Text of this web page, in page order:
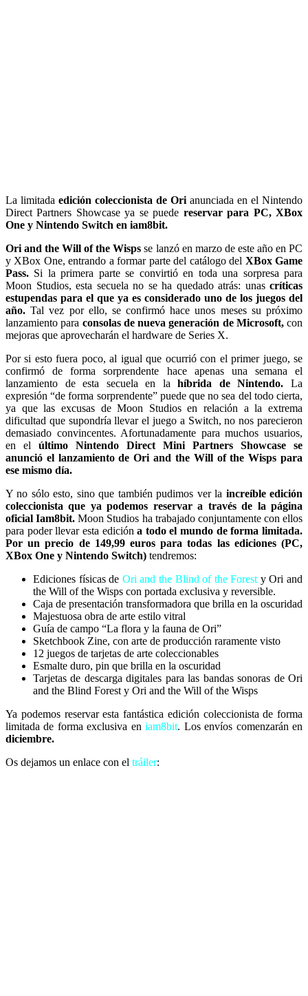
La limitada edición coleccionista de Ori anunciada en el Nintendo
Direct Partners Showcase ya se puede reservar para PC, XBox
One y Nintendo Switch en iam8bit.
Ori and the Will of the Wisps se lanzó en marzo de este año en PC
y XBox One, entrando a formar parte del catálogo del XBox Game
Pass. Si la primera parte se convirtió en toda una sorpresa para
Moon Studios, esta secuela no se ha quedado atrás: unas críticas
estupendas para el que ya es considerado uno de los juegos del
año. Tal vez por ello, se confirmó hace unos meses su próximo
lanzamiento para consolas de nueva generación de Microsoft,con
mejoras que aprovecharán el hardware de Series X.
Por si esto fuera poco, al igual que ocurrió con el primer juego, se
confirmó de forma sorprendente hace apenas una semana el
lanzamiento de esta secuela en la híbrida de Nintendo. La
expresión “de forma sorprendente” puede que no sea del todo cierta,
ya que las excusas de Moon Studios en relación a la extrema
dificultad que supondría llevar el juego a Switch, no nos parecieron
demasiado convincentes. Afortunadamente para muchos usuarios,
en el último Nintendo Direct Mini Partners Showcase se
anunció el lanzamiento de Ori and the Will of the Wisps para
ese mismo día.
Y no sólo esto, sino que también pudimos ver la increíble edición
coleccionista que ya podemos reservar a través de la página
oficial Iam8bit. Moon Studios ha trabajado conjuntamente con ellos
para poder llevar esta edicióna todo el mundo de forma limitada.
Por un precio de 149,99 euros para todas las ediciones (PC,
XBox One y Nintendo Switch) tendremos:
Ediciones físicas de Ori and the Blind of the Forest y Ori and
the Will of the Wisps con portada exclusiva y reversible.
Caja de presentación transformadora que brilla en la oscuridad
Majestuosa obra de arte estilo vitral
Guía de campo “La flora y la fauna de Ori”
Sketchbook Zine, con arte de producción raramente visto
12 juegos de tarjetas de arte coleccionables
Esmalte duro, pin que brilla en la oscuridad
Tarjetas de descarga digitales para las bandas sonoras de Ori
and the Blind Forest y Ori and the Will of the Wisps
Ya podemos reservar esta fantástica edición coleccionista de forma
limitada de forma exclusiva eniam8bit. Los envíos comenzarán en
diciembre.
Os dejamos un enlace con el tráiler: